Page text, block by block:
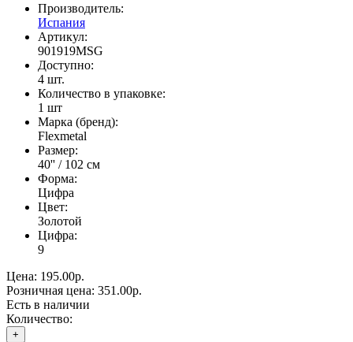
Производитель:
Испания
Артикул:
901919MSG
Доступно:
4 шт.
Количество в упаковке:
1 шт
Марка (бренд):
Flexmetal
Размер:
40'' / 102 см
Форма:
Цифра
Цвет:
Золотой
Цифра:
9
Цена: 195.00р.
Розничная цена: 351.00р.
Есть в наличии
Количество:
+